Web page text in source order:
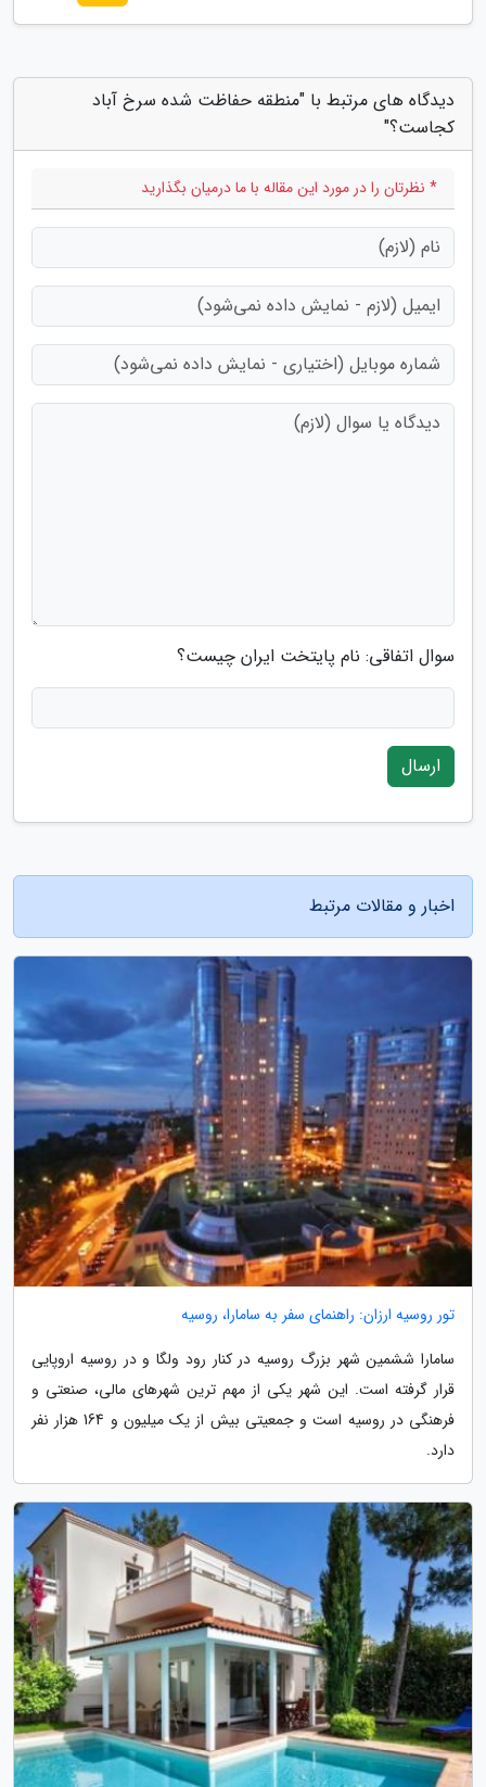
دیدگاه های مرتبط با "منطقه حفاظت شده سرخ آباد
کجاست؟"
* نظرتان را در مورد این مقاله با ما درمیان بگذارید
سوال اتفاقی: نام پایتخت ایران چیست؟
ارسال
اخبار و مقالات مرتبط
تور روسیه ارزان: راهنمای سفر به سامارا، روسیه
سامارا ششمین شهر بزرگ روسیه در کنار رود ولگا و در روسیه اروپایی
قرار گرفته است. این شهر یکی از مهم ترین شهرهای مالی، صنعتی و
فرهنگی در روسیه است و جمعیتی بیش از یک میلیون و 164 هزار نفر
دارد.